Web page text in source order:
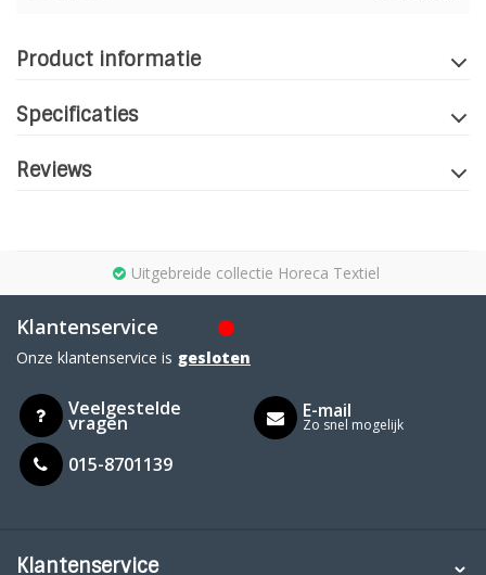
Product informatie
Specificaties
Reviews
Uitgebreide collectie Horeca Textiel
Klantenservice
Onze klantenservice is gesloten
Veelgestelde
vragen
015-8701139
E-mail
Zo snel mogelijk
Klantenservice